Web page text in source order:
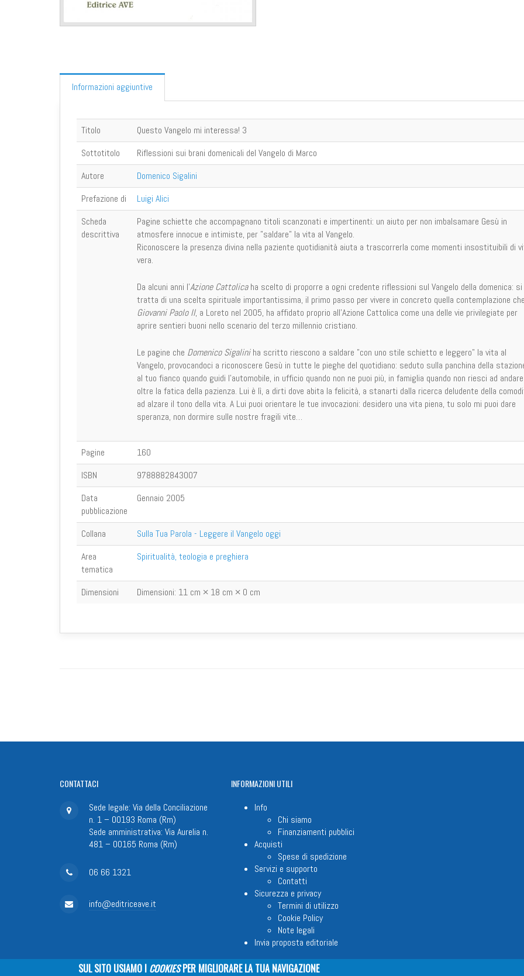
Informazioni aggiuntive
Titolo
Questo Vangelo mi interessa! 3
Sottotitolo
Riflessioni sui brani domenicali del Vangelo di Marco
Autore
Domenico Sigalini
Prefazione di
Luigi Alici
Scheda
descrittiva
Pagine schiette che accompagnano titoli scanzonati e impertinenti: un aiuto per non imbalsamare Gesù in
atmosfere innocue e intimiste, per "saldare" la vita al Vangelo.
Riconoscere la presenza divina nella paziente quotidianità aiuta a trascorrerla come momenti insostituibili di
vera.
Da alcuni anni l'Azione Cattolicaha scelto di proporre a ogni credente riflessioni sul Vangelo della domenica: si
tratta di una scelta spirituale importantissima, il primo passo per vivere in concreto quella contemplazione che
Giovanni Paolo II, a Loreto nel 2005, ha affidato proprio all'Azione Cattolica come una delle vie privilegiate per
aprire sentieri buoni nello scenario del terzo millennio cristiano.
Le pagine che Domenico Sigaliniha scritto riescono a saldare "con uno stile schietto e leggero" la vita al
Vangelo, provocandoci a riconoscere Gesù in tutte le pieghe del quotidiano: seduto sulla panchina della
al tuo fianco quando guidi l'automobile, in ufficio quando non ne puoi più, in famiglia quando non riesci ad andare
oltre la fatica della pazienza. Lui è lì, a dirti dove abita la felicità, a stanarti dalla ricerca deludente della
ad alzare il tono della vita. A Lui puoi orientare le tue invocazioni: desidero una vita piena, tu solo mi puoi dare
speranza, non dormire sulle nostre fragili vite…
Pagine
160
ISBN
9788882843007
Data
pubblicazione
Gennaio 2005
Collana
Sulla Tua Parola - Leggere il Vangelo oggi
Area
tematica
Spiritualità, teologia e preghiera
Dimensioni Dimensioni: 11 cm × 18 cm × 0 cm
CONTATTACI
Sede legale: Via della Conciliazione
n. 1 – 00193 Roma (Rm)
Sede amministrativa: Via Aurelia n.
481 – 00165 Roma (Rm)
06 66 1321
info@editriceave.it
INFORMAZIONIUTILI
Info
Chi siamo
Finanziamenti pubblici
Acquisti
Spese di spedizione
Servizi e supporto
Contatti
Sicurezza e privacy
Termini di utilizzo
Cookie Policy
Note legali
Invia proposta editoriale
SUL SITO USIAMO I COOKIESPER MIGLIORARE LA TUA NAVIGAZIONE